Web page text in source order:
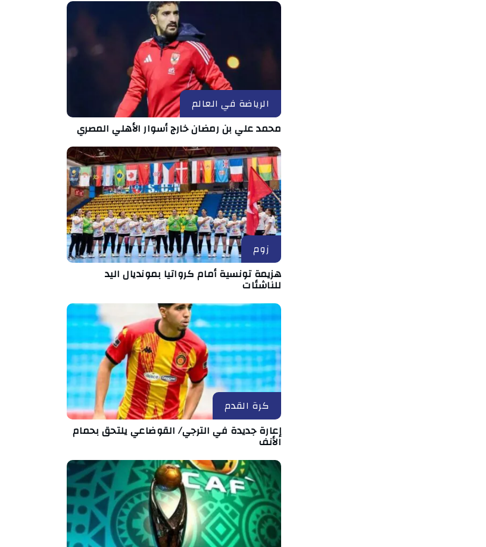
الرياضة في العالم
محمد علي بن رمضان خارج أسوار الأهلي المصري
زوم
هزيمة تونسية أمام كرواتيا بمونديال اليد
للناشئات
كرة القدم
إعارة جديدة في الترجي/ القوضاعي يلتحق بحمام
الأنف